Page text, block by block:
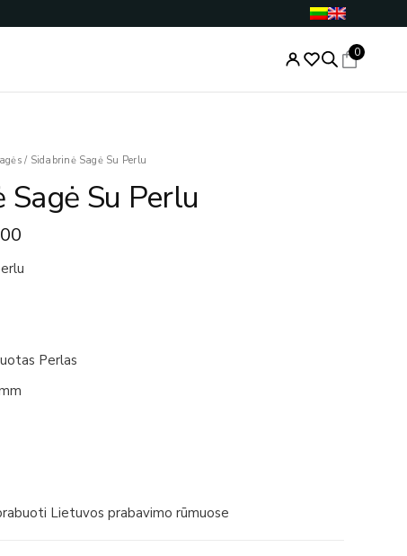
0
/Sidabrinė Sagė Su Perlu
Sagė Su Perlu
Current
is:
€39.00.
Perlas
Lietuvos prabavimo rūmuose